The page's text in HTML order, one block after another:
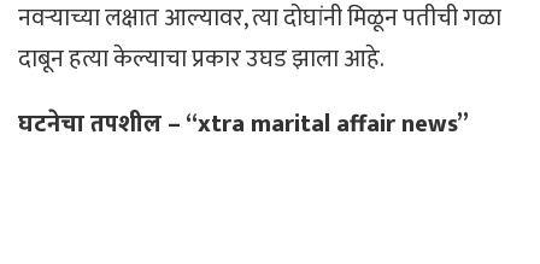
नवऱ्याच्या लक्षात आल्यावर, त्या दोघांनी मिळून पतीची गळा
दाबून हत्या केल्याचा प्रकार उघड झाला आहे.
घटनेचा तपशील – “xtra marital affair news”